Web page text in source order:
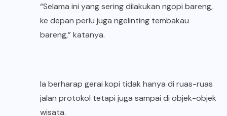
“Selama ini yang sering dilakukan ngopi bareng,
ke depan perlu juga ngelinting tembakau
bareng,” katanya.
Ia berharap gerai kopi tidak hanya di ruas-ruas
jalan protokol tetapi juga sampai di objek-objek
wisata.